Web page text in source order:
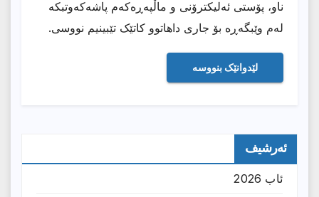
ناو، پۆستی ئەلیکترۆنی و ماڵپەڕەکەم پاشەکەوتبکە
لەم وێبگەڕە بۆ جاری داهاتوو کاتێک تێبینیم نووسی.
ئەرشیف
ئاب 2026